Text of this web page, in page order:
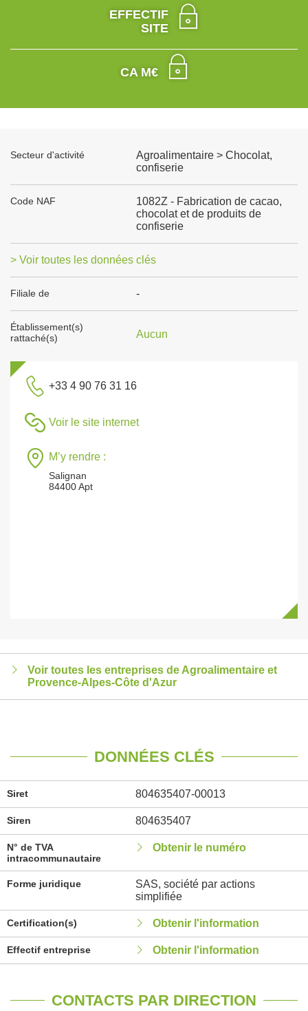
EFFECTIF
SITE
CA M€
Secteur d'activité
Agroalimentaire > Chocolat,
confiserie
Code NAF
1082Z - Fabrication de cacao,
chocolat et de produits de
confiserie
> Voir toutes les données clés
Filiale de -
Établissement(s)
rattaché(s)
Aucun
+33 4 90 76 31 16
Voir le site internet
M’y rendre :
Salignan
84400 Apt
Voir toutes les entreprises de Agroalimentaire et
Provence-Alpes-Côte d'Azur
DONNÉES CLÉS
Siret 804635407-00013
Siren 804635407
N° de TVA
intracommunautaire
Obtenir le numéro
Forme juridique
SAS, société par actions
simplifiée
Certification(s) Obtenir l'information
Effectif entreprise Obtenir l'information
CONTACTS PAR DIRECTION